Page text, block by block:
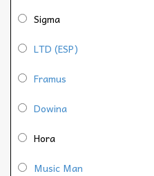
Sigma
LTD (ESP)
Framus
Dowina
Hora
Music Man